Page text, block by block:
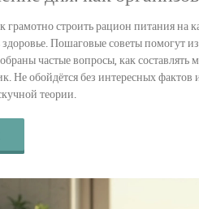
грамотно строить рацион питания
здоровье. Пошаговые советы
частые вопросы, как
Не обойдётся без интересных
теории.